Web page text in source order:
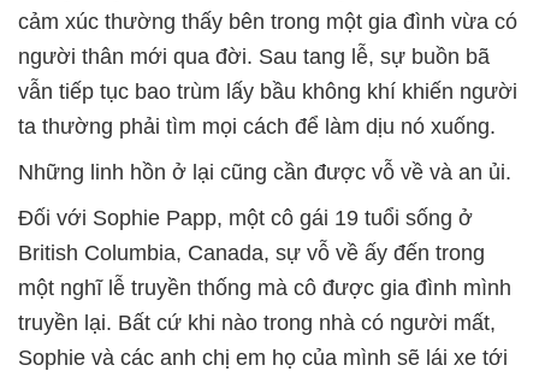
cảm xúc thường thấy bên trong một gia đình vừa có
người thân mới qua đời. Sau tang lễ, sự buồn bã
vẫn tiếp tục bao trùm lấy bầu không khí khiến người
ta thường phải tìm mọi cách để làm dịu nó xuống.
Những linh hồn ở lại cũng cần được vỗ về và an ủi.
Đối với Sophie Papp, một cô gái 19 tuổi sống ở
British Columbia, Canada, sự vỗ về ấy đến trong
một nghĩ lễ truyền thống mà cô được gia đình mình
truyền lại. Bất cứ khi nào trong nhà có người mất,
Sophie và các anh chị em họ của mình sẽ lái xe tới